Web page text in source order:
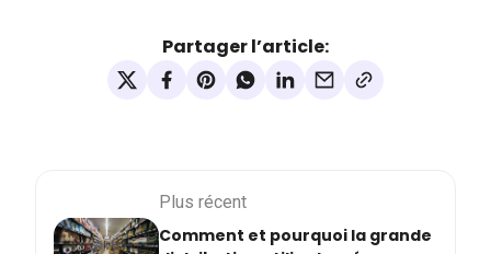
Partager l’article:
Plus récent
Comment et pourquoi la grande